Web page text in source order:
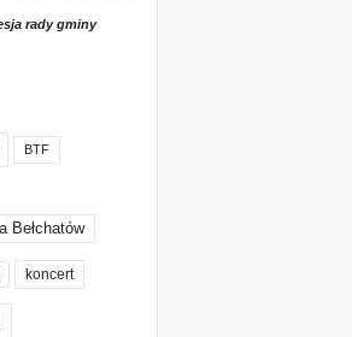
rady gminy
BTF
Bełchatów
koncert